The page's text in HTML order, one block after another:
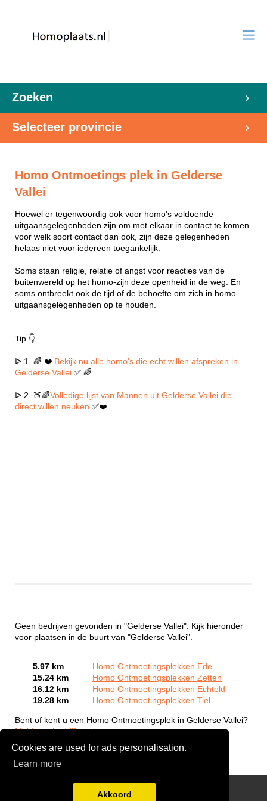
Cookies are used for ads personalisation.
Learn more
Akkoord
Zoeken
Selecteer provincie
Homo Ontmoetings plek in Gelderse
Vallei
Hoewel er tegenwoordig ook voor homo's voldoende
uitgaansgelegenheden zijn om met elkaar in contact te komen
voor welk soort contact dan ook, zijn deze gelegenheden
helaas niet voor iedereen toegankelijk.
Soms staan religie, relatie of angst voor reacties van de
buitenwereld op het homo-zijn deze openheid in de weg. En
soms ontbreekt ook de tijd of de behoefte om zich in homo-
uitgaansgelegenheden op te houden.
Tip 👇
ᐅ 1. 🌈 ❤️ Bekijk nu alle homo's die echt willen afspreken in
Gelderse Vallei ✅ 🌈
ᐅ 2. 🍑🌈Volledige lijst van Mannen uit Gelderse Vallei die
direct willen neuken ✅❤️
Geen bedrijven gevonden in "Gelderse Vallei". Kijk hieronder
voor plaatsen in de buurt van "Gelderse Vallei".
5.97 km
Homo Ontmoetingsplekken Ede
15.24 km
Homo Ontmoetingsplekken Zetten
16.12 km
Homo Ontmoetingsplekken Echteld
19.28 km
Homo Ontmoetingsplekken Tiel
Bent of kent u een Homo Ontmoetingsplek in Gelderse Vallei?
Meld een bedrijf gratis aan